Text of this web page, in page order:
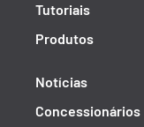
Tutoriais
Produtos
Notícias
Concessionários